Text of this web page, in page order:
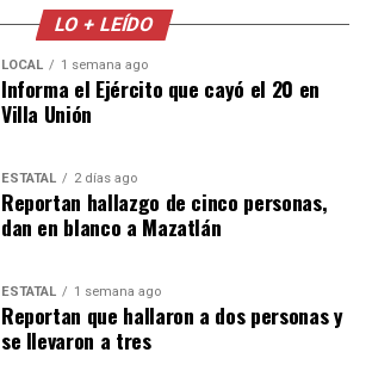
LO + LEÍDO
LOCAL 1 semana ago
Informa el Ejército que cayó el 20 en
Villa Unión
ESTATAL 2 días ago
Reportan hallazgo de cinco personas,
dan en blanco a Mazatlán
ESTATAL 1 semana ago
Reportan que hallaron a dos personas y
se llevaron a tres